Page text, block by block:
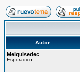
Autor
Melquisedec
Esporádico